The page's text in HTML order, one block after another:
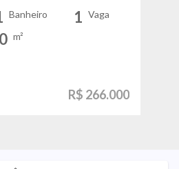
Banheiro 1 Vaga
m²
R$ 266.000